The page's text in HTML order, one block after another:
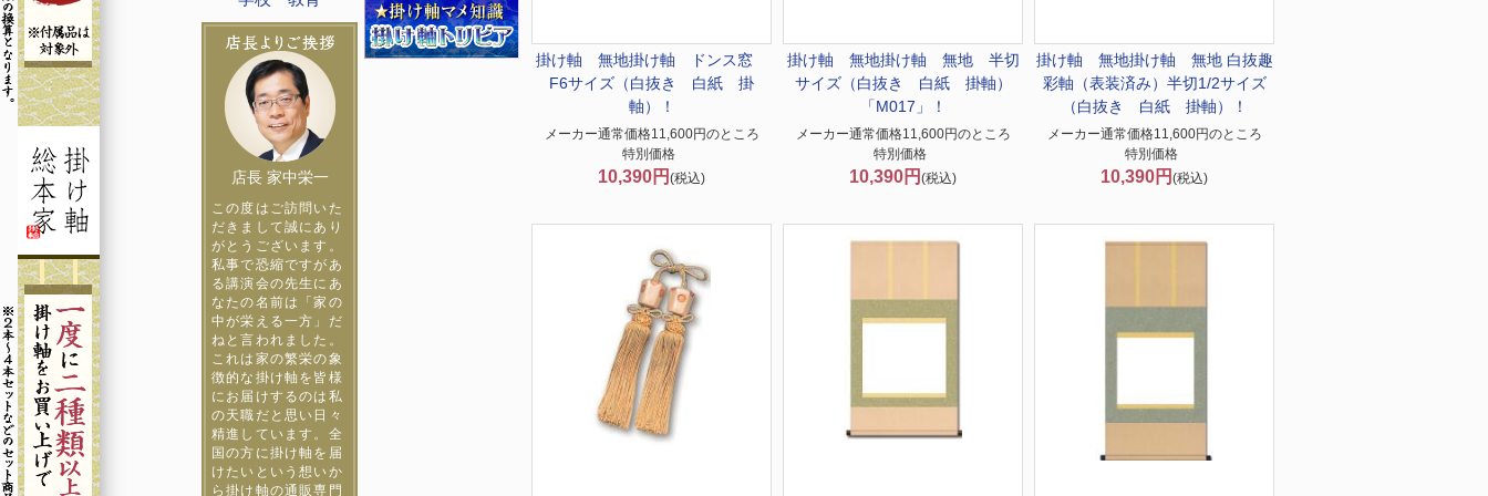
店長 家中栄一
この度はご訪問いた
だきまして誠にあり
がとうございます。
私事で恐縮ですがあ
る講演会の先生にあ
なたの名前は「家の
中が栄える一方」だ
ねと言われました。
これは家の繁栄の象
徴的な掛け軸を皆様
にお届けするのは私
の天職だと思い日々
精進しています。全
国の方に掛け軸を届
けたいという想いか
ら掛け軸の通販専門
掛け軸 無地掛け軸 ドンス窓
F6サイズ（白抜き 白紙 掛
軸）！
メーカー通常価格11,600円のところ
特別価格
10,390円 (税込)
掛け軸 無地掛け軸 無地 半切
サイズ（白抜き 白紙 掛軸）
「M017」！
メーカー通常価格11,600円のところ
特別価格
10,390円 (税込)
掛け軸 無地掛け軸 無地 白抜趣
彩軸（表装済み）半切1/2サイズ
（白抜き 白紙 掛軸）！
メーカー通常価格11,600円のところ
特別価格
10,390円 (税込)